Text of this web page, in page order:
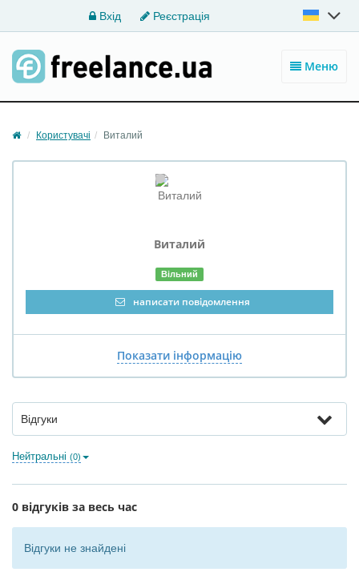
Вхід Реєстрація
Меню
Користувачі Виталий
Виталий
Вільний
написати повідомлення
Показати інформацію
Відгуки
Нейтральні (0)
0 відгуків за весь час
Відгуки не знайдені